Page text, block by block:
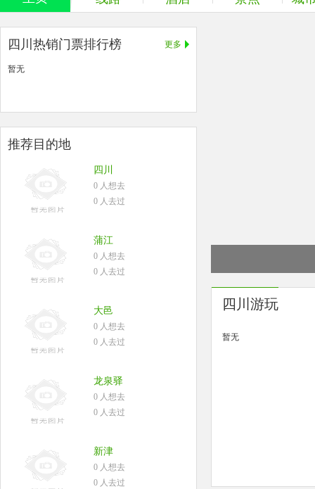
更多
四川热销门票排行榜
暂无
推荐目的地
四川
0 人想去
0 人去过
蒲江
0 人想去
0 人去过
大邑
0 人想去
0 人去过
龙泉驿
0 人想去
0 人去过
新津
0 人想去
0 人去过
四川游玩
暂无